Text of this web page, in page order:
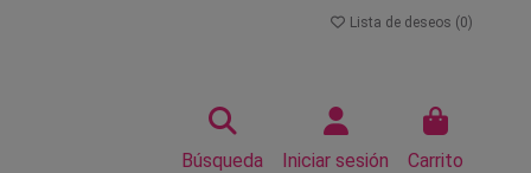
Lista de deseos (0)
Búsqueda Iniciar sesión Carrito